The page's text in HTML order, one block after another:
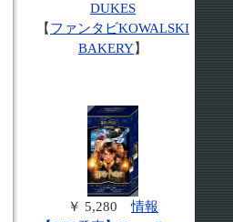
DUKES
【 ファンタビKOWALSKI
BAKERY】
￥ 5,280情報